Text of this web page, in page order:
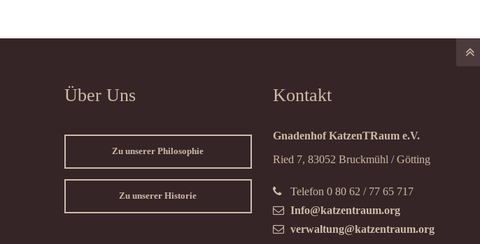
Über Uns
Zu unserer Philosophie
Zu unserer Historie
Kontakt
Gnadenhof KatzenTRaum e.V.
Ried 7, 83052 Bruckmühl / Götting
Telefon 0 80 62 / 77 65 717
Info@katzentraum.org
verwaltung@katzentraum.org